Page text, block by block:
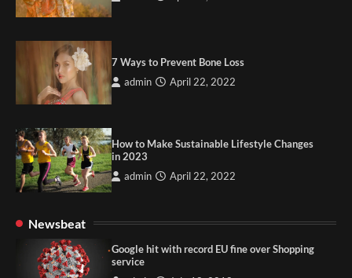
7 Ways to Prevent Bone Loss
admin April 22, 2022
How to Make Sustainable Lifestyle Changes
in 2023
admin April 22, 2022
Newsbeat
Google hit with record EU fine over Shopping
service